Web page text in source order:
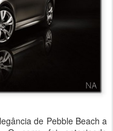
de Pebble Beach a